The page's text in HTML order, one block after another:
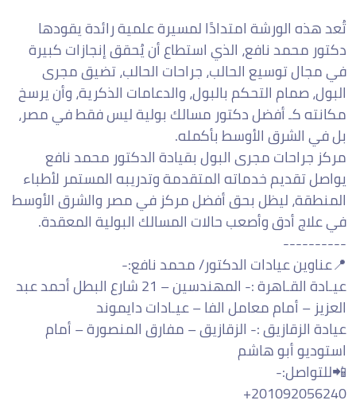
تُعد هذه الورشة امتدادًا لمسيرة علمية رائدة يقودها
دكتور محمد نافع، الذي استطاع أن يُحقق إنجازات كبيرة
في مجال توسيع الحالب، جراحات الحالب، تضيق مجرى
البول، صمام التحكم بالبول، والدعامات الذكرية، وأن يرسخ
مكانته كـ أفضل دكتور مسالك بولية ليس فقط في مصر،
بل في الشرق الأوسط بأكمله.
مركز جراحات مجرى البول بقيادة الدكتور محمد نافع
يواصل تقديم خدماته المتقدمة وتدريبه المستمر لأطباء
المنطقة، ليظل بحق أفضل مركز في مصر والشرق الأوسط
في علاج أدق وأصعب حالات المسالك البولية المعقدة.
----------
📍عناوين عيادات الدكتور/ محمد نافع:-
‎عيـادة القـاهرة :- المهندسين – 21 شارع البطل أحمد عبد
العزيز – أمام معامل الفا – عيـادات دايموند
‎عيادة الزقازيق :- ‏الزقازيق – مفارق المنصورة – أمام
استوديو أبو هاشم
‪+201092056240‬